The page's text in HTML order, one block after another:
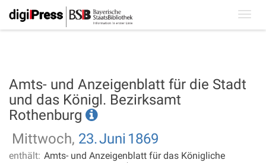
Amts- und Anzeigenblatt für die Stadt
und das Königl. Bezirksamt
Rothenburg
Mittwoch, 23.Juni 1869
enthält: Amts- und Anzeigenblatt für das Königliche